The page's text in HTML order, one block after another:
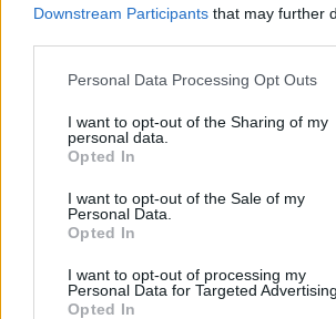
Downstream Participants that may further
Please note that this website/app uses one
not limited to your visit or usage behaviour.
grant or deny consent to Google and its
use your data for below specified purposes
consent section.
Personal Data Processing Opt Outs
I want to opt-out of the Sharing of my
personal data.
Opted In
I want to opt-out of the Sale of my
Personal Data.
Opted In
I want to opt-out of processing my
Personal Data for Targeted Advertising.
Opted In